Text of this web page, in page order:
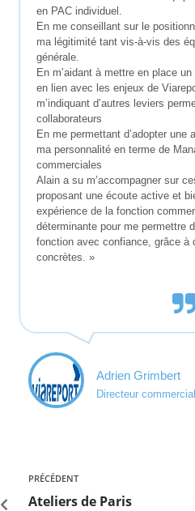
en PAC individuel.
En me conseillant sur le
ma légitimité tant vis-à-vis des
générale.
En m’aidant à mettre en place
en lien avec les enjeux de
m’indiquant d’autres leviers
collaborateurs
En me permettant d’adopter une
ma personnalité en terme de
commerciales
Alain a su m’accompagner sur
proposant une écoute active et
expérience de la fonction
déterminante pour me permettre
fonction avec confiance, grâce à
concrètes. »
Adrien Grimbert
Directeur commercial
PRÉCÉDENT
Ateliers de Paris